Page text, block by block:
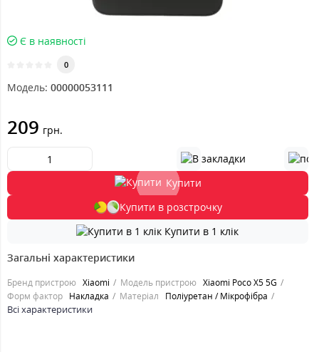
Є в наявності
0
Модель: 00000053111
209 грн.
Купити
Купити в розстрочку
Купити в 1 клік
Загальні характеристики
Бренд пристрою Xiaomi Модель пристрою Xiaomi Poco X5 5G
Форм фактор Накладка Матеріал Поліуретан / Мікрофібра
Всі характеристики